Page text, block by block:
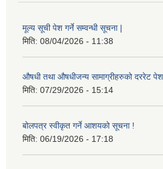
मूल्य सूची पेश गर्ने सम्वन्धी सूचना |
मिति: 08/04/2026 - 11:38
औषधी तथा औषधीजन्य सामाग्रीहरुको दररेट पेश
मिति: 07/29/2026 - 15:14
बोलपत्र स्वीकृत गर्ने आशयको सूचना !
मिति: 06/19/2026 - 17:18